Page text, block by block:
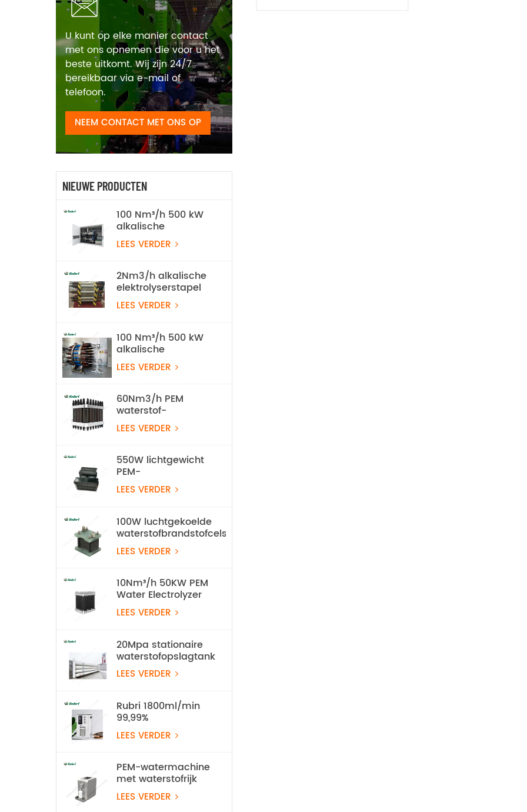
U kunt op elke manier contact
met ons opnemen die voor u het
beste uitkomt. Wij zijn 24/7
bereikbaar via e-mail of
telefoon.
NEEM CONTACT MET ONS OP
NIEUWE PRODUCTEN
100 Nm³/h 500 kW
alkalische
waterelektrolyse
waterstofproductieapparatuur
LEES VERDER
2Nm3/h alkalische
elektrolyserstapel
LEES VERDER
100 Nm³/h 500 kW
alkalische
waterstof-
waterelektrolyse-
apparatuur
LEES VERDER
60Nm3/h PEM
waterstof-
elektrolyzerstapel
LEES VERDER
550W lichtgewicht
PEM-
waterstofbrandstofcel
voor UAV
LEES VERDER
100W luchtgekoelde
waterstofbrandstofcelstapel
LEES VERDER
10Nm³/h 50KW PEM
Water Electrolyzer
Waterstofproductieapparatuur
LEES VERDER
20Mpa stationaire
waterstofopslagtank
LEES VERDER
Rubri 1800ml/min
99,99%
waterstofinhalatieapparaat
LEES VERDER
PEM-watermachine
met waterstofrijk
water
LEES VERDER